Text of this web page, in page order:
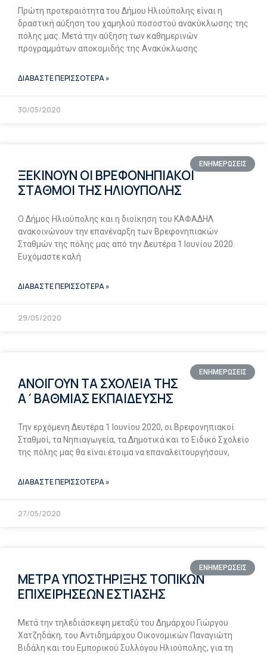
Πρώτη προτεραιότητα του Δήμου Ηλιούπολης είναι η
δραστική αύξηση του χαμηλού ποσοστού ανακύκλωσης της
πόλης μας. Μετά την αύξηση των καθημερινών
προγραμμάτων αποκομιδής της Ανακύκλωσης
ΔΙΑΒΑΣΤΕ ΠΕΡΙΣΣΟΤΕΡΑ »
30/05/2020
ΕΝΗΜΕΡΩΣΕΙΣ
ΞΕΚΙΝΟΥΝ ΟΙ ΒΡΕΦΟΝΗΠΙΑΚΟΙ
ΣΤΑΘΜΟΙ ΤΗΣ ΗΛΙΟΥΠΟΛΗΣ
Ο Δήμος Ηλιούπολης και η διοίκηση του ΚΑΦΑΔΗΛ
ανακοινώνουν την επανέναρξη των Βρεφονηπιακών
Σταθμών της πόλης μας από την Δευτέρα 1 Ιουνίου 2020.
Ευχόμαστε καλή
ΔΙΑΒΑΣΤΕ ΠΕΡΙΣΣΟΤΕΡΑ »
29/05/2020
ΕΝΗΜΕΡΩΣΕΙΣ
ΑΝΟΙΓΟΥΝ ΤΑ ΣΧΟΛΕΙΑ ΤΗΣ
Α΄ΒΑΘΜΙΑΣ ΕΚΠΑΙΔΕΥΣΗΣ
Την ερχόμενη Δευτέρα 1 Ιουνίου 2020, οι Βρεφονηπιακοί
Σταθμοί, τα Νηπιαγωγεία, τα Δημοτικά και το Ειδικό Σχολείο
της πόλης μας θα είναι έτοιμα να επαναλειτουργήσουν,
ΔΙΑΒΑΣΤΕ ΠΕΡΙΣΣΟΤΕΡΑ »
27/05/2020
ΕΝΗΜΕΡΩΣΕΙΣ
ΜΕΤΡΑ ΥΠΟΣΤΗΡΙΞΗΣ ΤΟΠΙΚΩΝ
ΕΠΙΧΕΙΡΗΣΕΩΝ ΕΣΤΙΑΣΗΣ
Μετά την τηλεδιάσκεψη μεταξύ του Δημάρχου Γιώργου
Χατζηδάκη, του Αντιδημάρχου Οικονομικών Παναγιώτη
Βιδάλη και του Εμπορικού Συλλόγου Ηλιούπολης, για τη